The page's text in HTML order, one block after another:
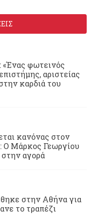
φωτεινός
αριστείας
καρδιά του
κανόνας στον
Ο Μάρκος Γεωργίου
στην αγορά
στην Αθήνα για
το τραπέζι